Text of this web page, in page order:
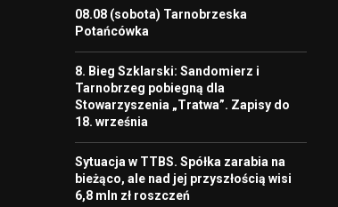
08.08 (sobota) Tarnobrzeska
Potańcówka
8. Bieg Szklarski: Sandomierz i
Tarnobrzeg pobiegną dla
Stowarzyszenia „Tratwa”. Zapisy do
18. września
Sytuacja w TTBS. Spółka zarabia na
bieżąco, ale nad jej przyszłością wisi
6,8 mln zł roszczeń